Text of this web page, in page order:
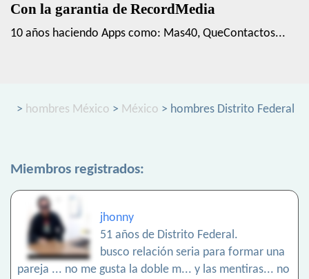
Con la garantia de RecordMedia
10 años haciendo Apps como: Mas40, QueContactos...
> hombres México > México > hombres Distrito Federal
Miembros registrados:
jhonny
51 años de Distrito Federal.
busco relación seria para formar una
pareja ... no me gusta la doble m... y las mentiras... no